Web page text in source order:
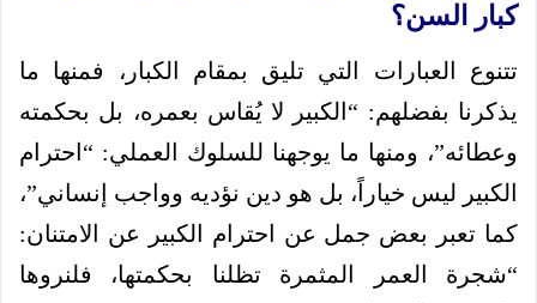
كبار السن؟
تتنوع العبارات التي تليق بمقام الكبار، فمنها ما
يذكرنا بفضلهم: “الكبير لا يُقاس بعمره، بل بحكمته
وعطائه”، ومنها ما يوجهنا للسلوك العملي: “احترام
الكبير ليس خياراً، بل هو دين نؤديه وواجب إنساني”،
كما تعبر بعض جمل عن احترام الكبير عن الامتنان:
“شجرة العمر المثمرة تظلنا بحكمتها، فلنروها